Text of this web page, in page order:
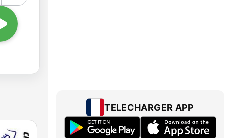
TELECHARGER APP